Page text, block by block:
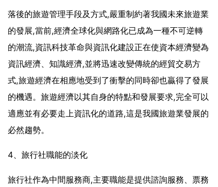
落後的旅遊管理手段及方式,嚴重制約著我國未來旅遊業
的發展,當前,經濟全球化與網路化已成為一種不可逆轉
的潮流,資訊科技革命與資訊化建設正在使資本經濟變為
資訊經濟、知識經濟,並將迅速改變傳統的經貿交易方
式,旅遊經濟在相應地受到了衝擊的同時卻也贏得了發展
的機遇。旅遊經濟以其自身的特點和發展要求,完全可以
適應並有必要走上資訊化的道路,這是我國旅遊業發展的
必然趨勢。
4、旅行社職能的淡化
旅行社作為中間服務商,主要職能是提供諮詢服務、票務